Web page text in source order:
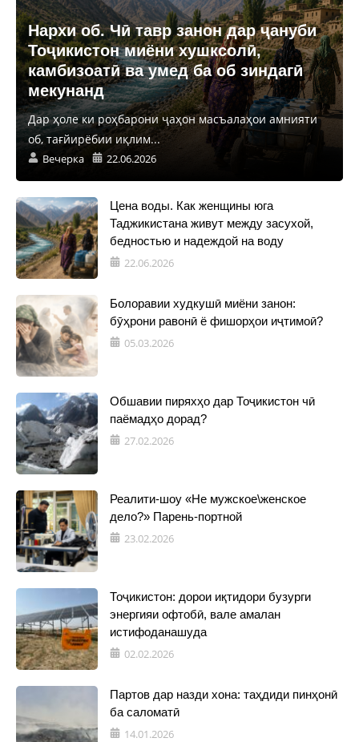
Нархи об. Чӣ тавр занон дар ҷануби
Тоҷикистон миёни хушксолӣ,
камбизоатӣ ва умед ба об зиндагӣ
мекунанд
Дар ҳоле ки роҳбарони ҷаҳон масъалаҳои амнияти
об, тағйирёбии иқлим...
Вечерка 22.06.2026
Цена воды. Как женщины юга
Таджикистана живут между засухой,
бедностью и надеждой на воду
22.06.2026
Болоравии худкушӣ миёни занон:
бӯҳрони равонӣ ё фишорҳои иҷтимоӣ?
05.03.2026
Обшавии пиряхҳо дар Тоҷикистон чӣ
паёмадҳо дорад?
27.02.2026
Реалити-шоу «Не мужское\женское
дело?» Парень-портной
23.02.2026
Тоҷикистон: дорои иқтидори бузурги
энергияи офтобӣ, вале амалан
истифоданашуда
02.02.2026
Партов дар назди хона: таҳдиди пинҳонӣ
ба саломатӣ
14.01.2026